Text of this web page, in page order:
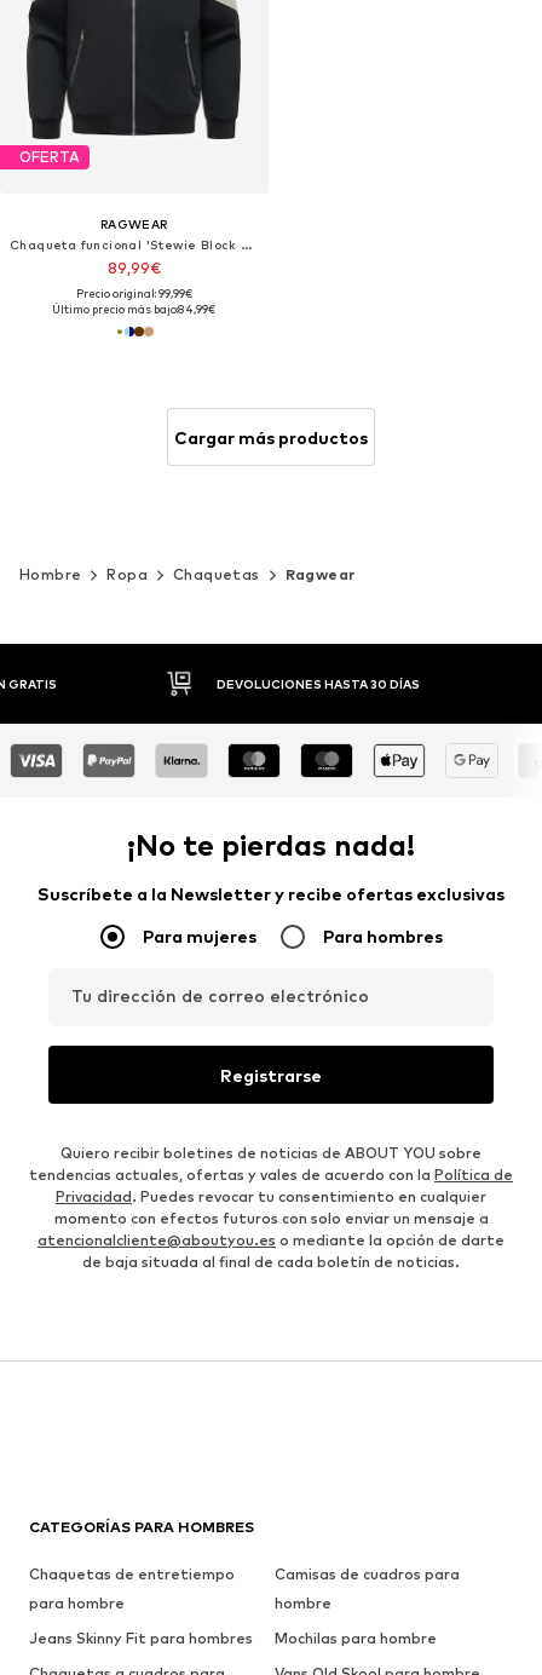
OFERTA
RAGWEAR
Chaqueta funcional 'Stewie Block Youmodo'
89,99€
Precio original: 99,99€
Último precio más bajo:84,99€
Cargar más productos
Hombre Ropa Chaquetas Ragwear
DEVOLUCIONES HASTA 30 DÍAS
¡No te pierdas nada!
Suscríbete a la Newsletter y recibe ofertas exclusivas
Para mujeres Para hombres
Tu dirección de correo electrónico
Registrarse
Quiero recibir boletines de noticias de ABOUT YOU sobre
tendencias actuales, ofertas y vales de acuerdo con la Política de
Privacidad. Puedes revocar tu consentimiento en cualquier
momento con efectos futuros con solo enviar un mensaje a
atencionalcliente@aboutyou.es o mediante la opción de darte
de baja situada al final de cada boletín de noticias.
CATEGORÍAS PARA HOMBRES
Chaquetas de entretiempo
para hombre
Camisas de cuadros para
hombre
Jeans Skinny Fit para hombres
Mochilas para hombre